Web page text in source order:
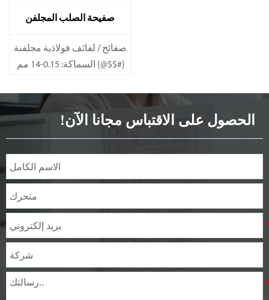
صفيحة الصلب المجلفن
DX51D+Z
صفائح / لفائف فولاذية مجلفنة
{#$$@} السماكة: 0.15-14 مم
الطول: 600-12000 مم أو
حسب الحاجة
الحصول على الاقتباس مجانا الآن!